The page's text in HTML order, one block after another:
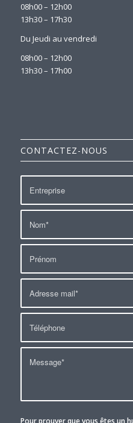
08h00 – 12h00
13h30 – 17h30
Du Jeudi au vendredi
08h00 – 12h00
13h30 – 17h00
CONTACTEZ-NOUS
Pour prouver que vous êtes un